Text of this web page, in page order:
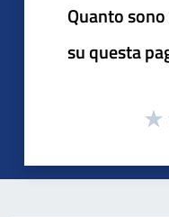
Quanto
su questa